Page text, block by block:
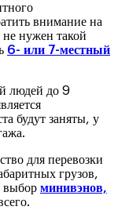
внимание на
нужен такой
6- или 7-местный
людей до 9
будут заняты, у
для перевозки
грузов,
выбор минивэнов,